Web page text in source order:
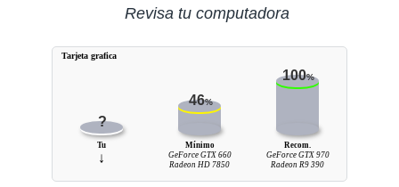
Revisa tu computadora
?
46%
100%
Tu
↓
Mínimo
GeForce GTX 660
Radeon HD 7850
Recom.
GeForce GTX 970
Radeon R9 390
Tarjeta grafica